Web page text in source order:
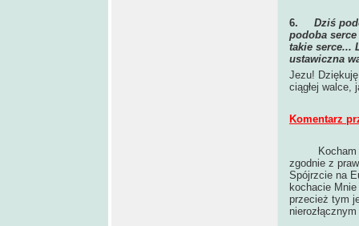
6. Dziś
podoba
takie serce...
ustawiczna
Jezu!
ciągłej walce,
Komentarz
zgodnie z
Spójrzcie na
kochacie
przecież tym